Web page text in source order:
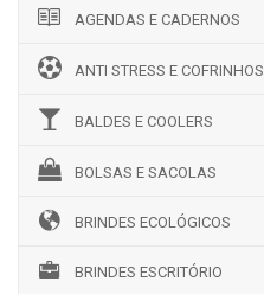
AGENDAS E CADERNOS
ANTI STRESS E COFRINHOS
BALDES E COOLERS
BOLSAS E SACOLAS
BRINDES ECOLÓGICOS
BRINDES ESCRITÓRIO